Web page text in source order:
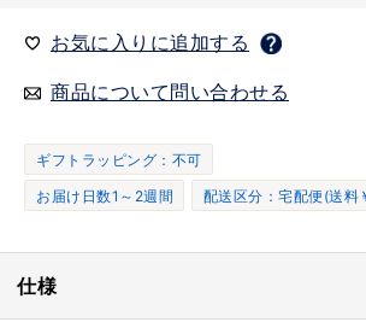
お気に入りに追加する
商品について問い合わせる
ギフトラッピング：不可
お届け日数1～2週間
配送区分：宅配便(送料
仕様